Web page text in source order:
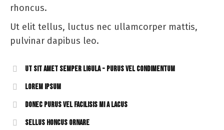
rhoncus.
Ut elit tellus, luctus nec ullamcorper mattis,
pulvinar dapibus leo.
Ut sit amet semper ligula - purus vel condimentum
Lorem ipsum
Donec purus vel facilisis mi a lacus
Sellus honcus ornare